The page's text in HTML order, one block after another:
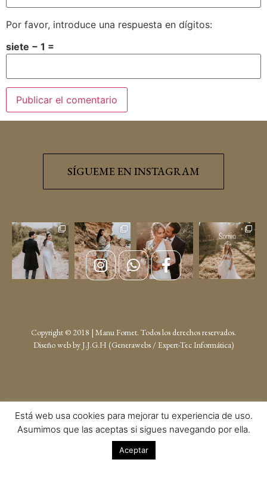
Por favor, introduce una respuesta en dígitos:
siete − 1 =
SÍGUEME EN INSTAGRAM
Copyright © 2018 | Manu Fornet. Todos los derechos reservados.
Diseño web byJ.J.G.H (Generawebs / Expert-Tec Informática)
Está web usa cookies para mejorar tu experiencia de uso.
Asumimos que las aceptas si sigues navegando por ella.
Aceptar